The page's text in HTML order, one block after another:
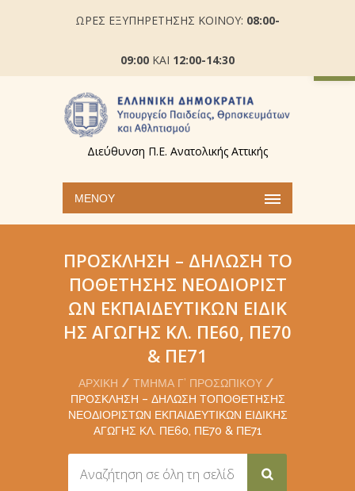
ΩΡΕΣ ΕΞΥΠΗΡΕΤΗΣΗΣ ΚΟΙΝΟΥ: 08:00-
09:00 ΚΑΙ 12:00-14:30
Διεύθυνση Π.Ε. Ανατολικής Αττικής
ΜΕΝΟΎ
ΠΡΌΣΚΛΗΣΗ – ΔΉΛΩΣΗ ΤΟ
ΠΟΘΈΤΗΣΗΣ ΝΕΟΔΙΌΡΙΣΤ
ΩΝ ΕΚΠΑΙΔΕΥΤΙΚΏΝ ΕΙΔΙΚ
ΉΣ ΑΓΩΓΉΣ ΚΛ. ΠΕ60, ΠΕ70
& ΠΕ71
ΑΡΧΙΚΉ
ΤΜΉΜΑ Γ’ ΠΡΟΣΩΠΙΚΟΎ
ΠΡΌΣΚΛΗΣΗ – ΔΉΛΩΣΗ ΤΟΠΟΘΈΤΗΣΗΣ
ΝΕΟΔΙΌΡΙΣΤΩΝ ΕΚΠΑΙΔΕΥΤΙΚΏΝ ΕΙΔΙΚΉΣ
ΑΓΩΓΉΣ ΚΛ. ΠΕ60, ΠΕ70 & ΠΕ71